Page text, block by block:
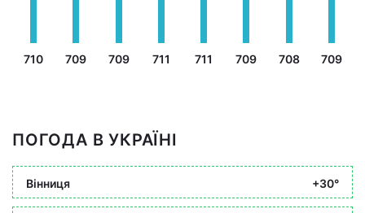
710 709 709 711 711 709 708 709
ПОГОДА В УКРАЇНІ
Вінниця +30°